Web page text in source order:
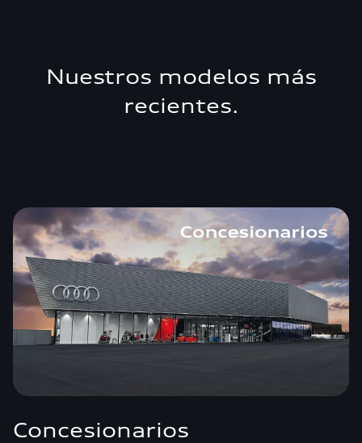
Nuestros modelos más
recientes.
Concesionarios